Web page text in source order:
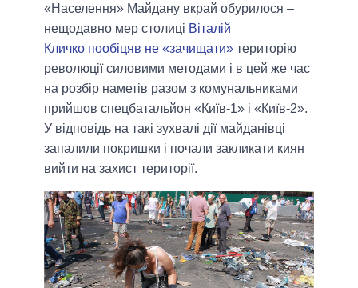
«Населення» Майдану вкрай обурилося –
нещодавно мер столиці Віталій
Кличко пообіцяв не «зачищати» територію
революції силовими методами і в цей же час
на розбір наметів разом з комунальниками
прийшов спецбатальйон «Київ-1» і «Київ-2».
У відповідь на такі зухвалі дії майданівці
запалили покришки і почали закликати киян
вийти на захист території.